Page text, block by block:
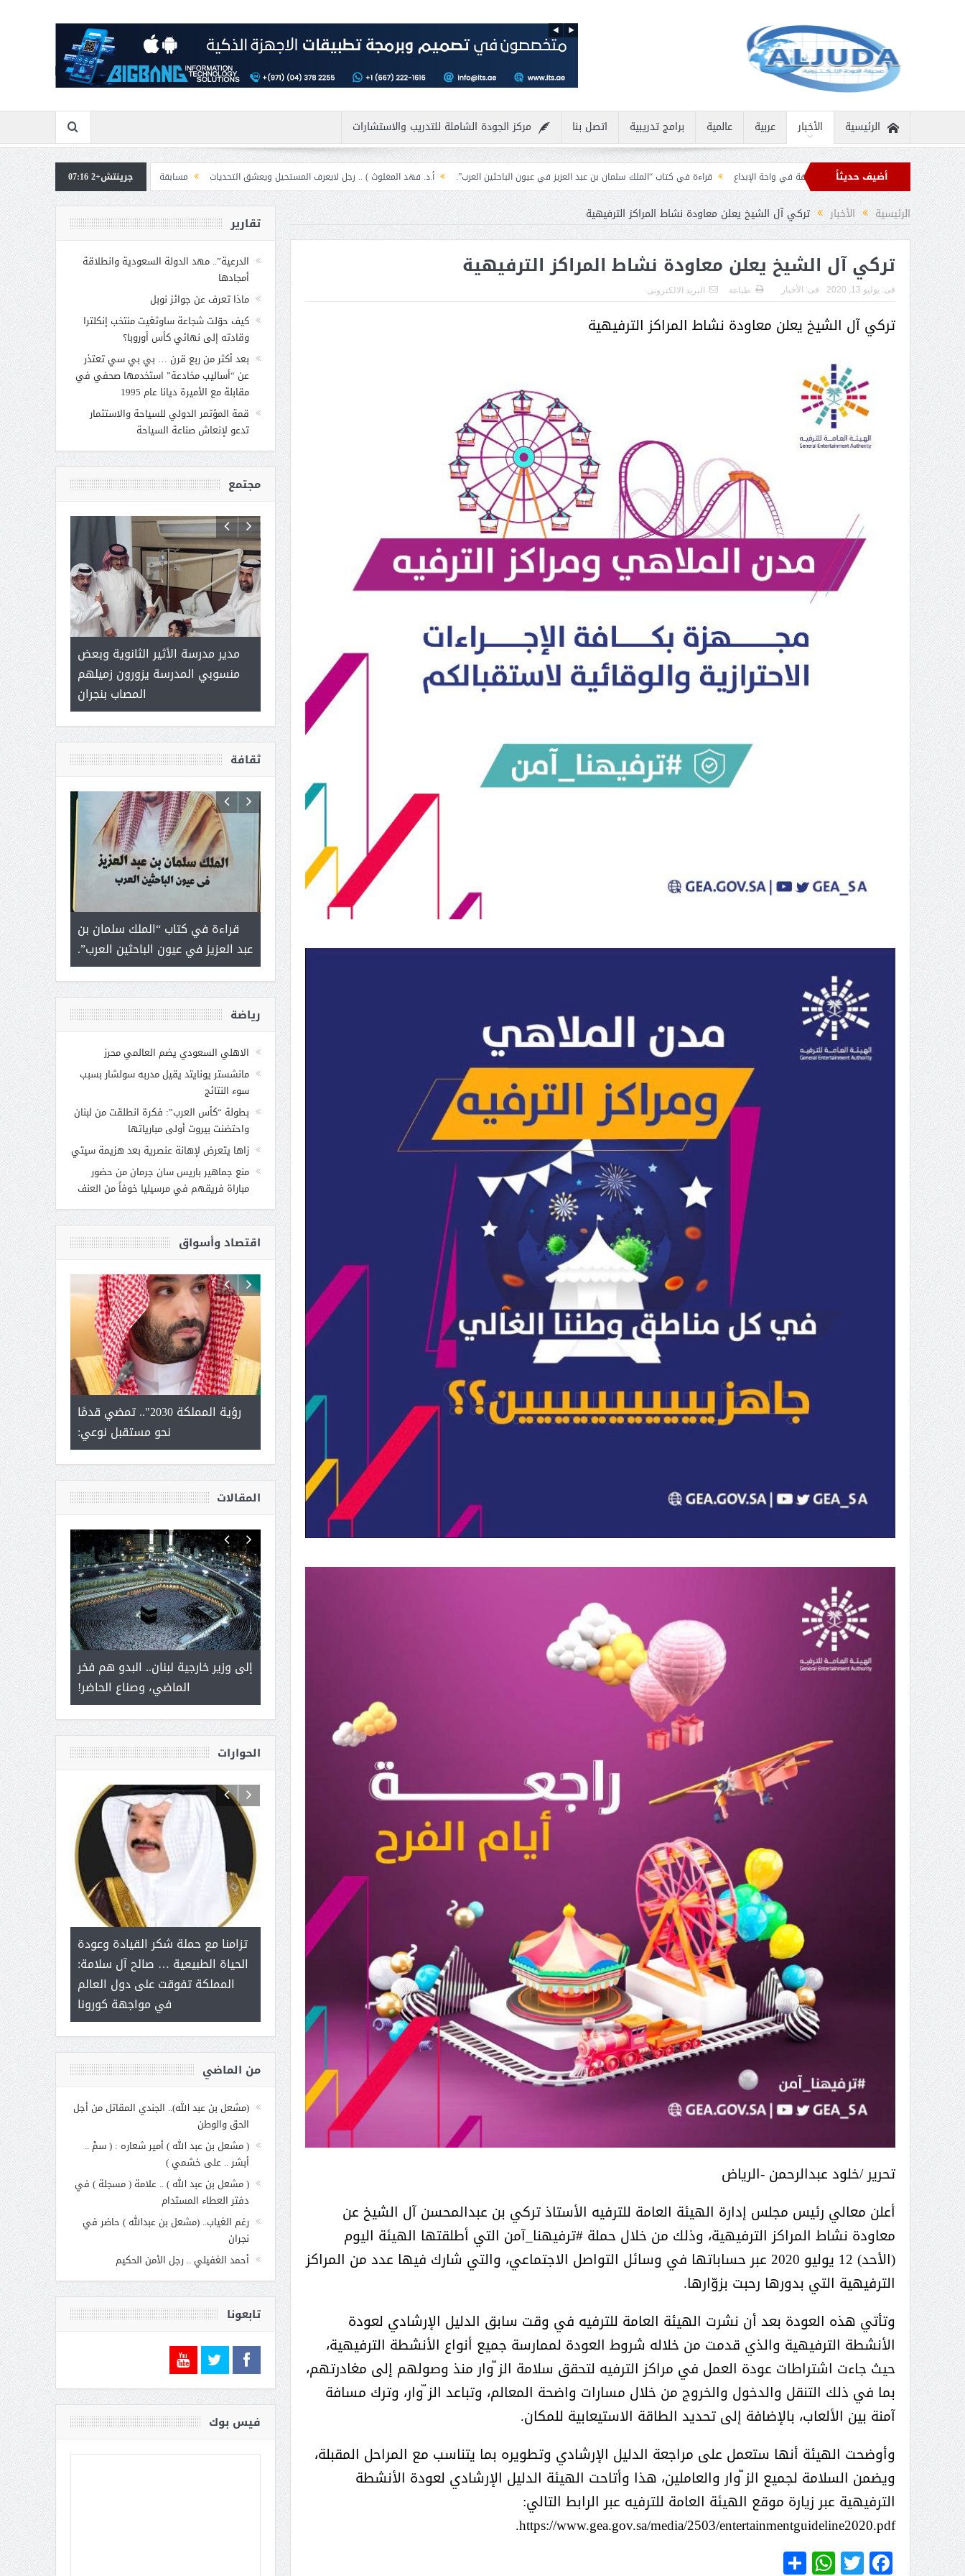
الرئيسية الأخبار عربية عالمية برامج تدريبية اتصل بنا مركز الجودة الشاملة للتدريب والاستشارات
أضيف حديثاً نادرة ثمار الثقافة في واحة الإبداع قراءة في كتاب “الملك سلمان بن عبد العزيز في عيون الباحثين العرب”. أ.د. فهد المغلوث ) .. رجل لايعرف المستحيل ويعشق التحديات مسابقة المشيقح تعلن فرسان النسخة الخامسة
بمشاركة صاحبة
تهنئة من قادة الدول الإسلامية بمناسبة عيد الفطر
جرينتش+2 07:16
الرئيسية الأخبار تركي آل الشيخ يعلن معاودة نشاط المراكز الترفيهية
تركي آل الشيخ يعلن معاودة نشاط المراكز الترفيهية
فى: يوليو 13, 2020 فى: الأخبار طباعة البريد الالكترونى
تركي آل الشيخ يعلن معاودة نشاط المراكز الترفيهية
تحرير /خلود عبدالرحمن -الرياض
أعلن معالي رئيس مجلس إدارة الهيئة العامة للترفيه الأستاذ تركي بن عبدالمحسن آل الشيخ عن
معاودة نشاط المراكز الترفيهية، وذلك من خلال حملة #ترفيهنا_آمن التي أطلقتها الهيئة اليوم
(الأحد) 12 يوليو 2020 عبر حساباتها في وسائل التواصل الاجتماعي، والتي شارك فيها عدد من المراكز
الترفيهية التي بدورها رحبت بزوّارها.
وتأتي هذه العودة بعد أن نشرت الهيئة العامة للترفيه في وقت سابق الدليل الإرشادي لعودة
الأنشطة الترفيهية والذي قدمت من خلاله شروط العودة لممارسة جميع أنواع الأنشطة الترفيهية،
حيث جاءت اشتراطات عودة العمل في مراكز الترفيه لتحقق سلامة الز ّوار منذ وصولهم إلى مغادرتهم،
بما في ذلك التنقل والدخول والخروج من خلال مسارات واضحة المعالم، وتباعد الز ّوار، وترك مسافة
آمنة بين الألعاب، بالإضافة إلى تحديد الطاقة الاستيعابية للمكان.
وأوضحت الهيئة أنها ستعمل على مراجعة الدليل الإرشادي وتطويره بما يتناسب مع المراحل المقبلة،
ويضمن السلامة لجميع الز ّوار والعاملين، هذا وأتاحت الهيئة الدليل الإرشادي لعودة الأنشطة
الترفيهية عبر زيارة موقع الهيئة العامة للترفيه عبر الرابط التالي:
‏https://www.gea.gov.sa/media/2503/entertainmentguideline2020.pdf.
Facebook
Twitter
WhatsApp
تقارير
الدرعية”.. مهد الدولة السعودية وانطلاقة
أمجادها
ماذا تعرف عن جوائز نوبل
كيف حوّلت شجاعة ساوثغيت منتخب إنكلترا
وقادته إلى نهائي كأس أوروبا؟
بعد أكثر من ربع قرن … بي بي سي تعتذر
عن “أساليب مخادعة” استخدمها صحفي في
مقابلة مع الأميرة ديانا عام 1995
قمة المؤتمر الدولي للسياحة والاستثمار
تدعو لإنعاش صناعة السياحة
مجتمع
( محمد
مدير مدرسة الأثير الثانوية وبعض
منسوبي المدرسة يزورون زميلهم
المصاب بنجران
الأميرة (نجود بنت هذلول ) .. ميراث
العطاء
أمل البنيان .. طبيبة فوق العادة .:
( محمد عوضه البريدي) .. رجل أعمال
بمواصفات إنسانية نادرة
ثقافة
قراءة في كتاب “الملك سلمان بن
عبد العزيز في عيون الباحثين العرب”.
أ.د. فهد المغلوث ) .. رجل لايعرف
المستحيل ويعشق التحديات
النسخة الخامسة
الاميره نجود بنت هذلول بن
السعوديين فرع نجران ينظم ورشة
عمل ( الإعلام والتنمية ):
الثقافة في واحة الإبداع
رياضة
الاهلي السعودي يضم العالمي محرز
مانشستر يونايتد يقيل مدربه سولشار بسبب
سوء النتائج
بطولة “كأس العرب”: فكرة انطلقت من لبنان
واحتضنت بيروت أولى مبارياتها
زاها يتعرض لإهانة عنصرية بعد هزيمة سيتي
منع جماهير باريس سان جرمان من حضور
مباراة فريقهم في مرسيليا خوفاً من العنف
اقتصاد وأسواق
الشيخ
يحصل على
رؤية المملكة 2030".. تمضي قدمًا
نحو مستقبل نوعي:
المؤشرات الجغرافية للتمور ورشة
عمل ينظمها موسم عنيزة
الشيخ صالح بن حسين آل سلامة
يحصل على الدكتوراة في الإدارة من
المقالات
سلمان بن
إلى وزير خارجية لبنان.. البدو هم فخر
الماضي، وصناع الحاضر!
( مشعل بن عبد الله ) .. أمير يحمل
جينات الوطن ويتغذى من عشق
القيادة
حوار يحمل جينات الوطن مع الأمير
مشعل بن عبد الله بن عبد العزيز
( مشعل بن عبد الله ) … عاشق
نجران
عبد العزيز.. ملك القلوب
الحوارات
للإبداع
مع الأمين
بنت
تزامنا مع حملة شكر القيادة وعودة
الحياة الطبيعية … صالح آل سلامة:
المملكة تفوقت على دول العالم
في مواجهة كورونا
رئيس غرفة نجران محيميد آل شرمه:
الانتخابات لن تؤثر على برامج
المجلس والشفافية هي أساس
عملنا
عضو مجلس الشارقة الرياضي
والمدير السابق للأكاديمية الأولمبية
في الامارات د . عبد الملك جاني :
منتدى ( اكتشاف المواهب
الاجتماعية ) فرصة للتوأمة بين
الرياضة والعمل الاجتماعي
وزير حقوق الإنسان اليمني يؤكد أن
الميليشيا ترتكب جرائم إنسانية
بشكل يومي محمد عسكر لـ« البيان
»: «عاصفة الحزم» بوابة الردع
العربي لأطماع إيران
انعقاد ملتقى (الوطن
حوار استثنائي
لجائزة الأميرة صيتة
العزيز للتميز في العمل
أ. د فهد المغلوث
من الماضي
(مشعل بن عبد الله).. الجندي المقاتل من أجل
الحق والوطن
( مشعل بن عبد الله ) أمير شعاره : ( سمْ ..
أبشر .. على خشمي )
( مشعل بن عبد الله ) .. علامة ( مسجلة ) في
دفتر العطاء المستدام
رغم الغياب.. (مشعل بن عبدالله ) حاضر في
نجران
أحمد الغفيلي .. رجل الأمن الحكيم
تابعونا
فيس بوك